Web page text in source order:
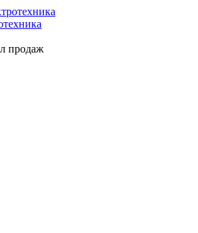
продаж